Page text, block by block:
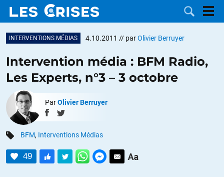
DOSSIERS
CATÉGORIES
MOTS CLÉS
NOUS
INTERVENTIONS MÉDIAS 4.10.2011 // parOlivier Berruyer
Intervention média : BFM Radio,
Les Experts, n°3 – 3 octobre
ParOlivier Berruyer
BFM, Interventions Médias
49